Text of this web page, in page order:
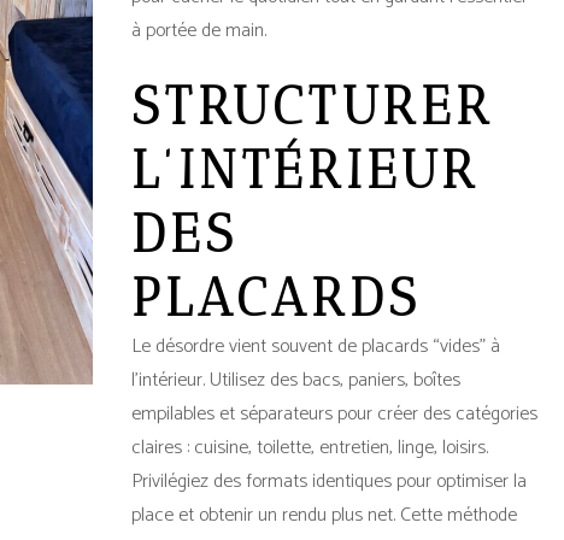
à portée de main.
STRUCTURER
L’INTÉRIEUR
DES
PLACARDS
Le désordre vient souvent de placards “vides” à
l’intérieur. Utilisez des bacs, paniers, boîtes
empilables et séparateurs pour créer des catégories
claires : cuisine, toilette, entretien, linge, loisirs.
Privilégiez des formats identiques pour optimiser la
place et obtenir un rendu plus net. Cette méthode